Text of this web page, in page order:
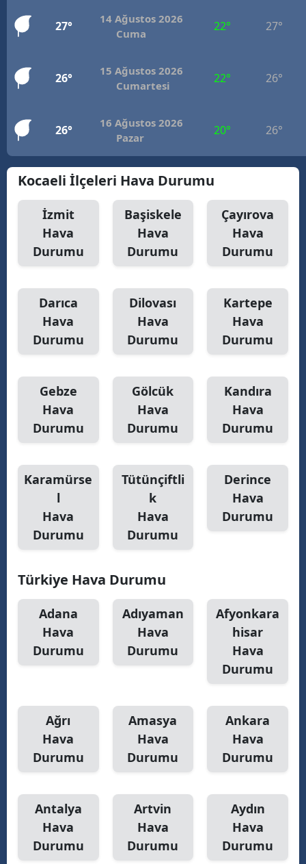
27°
14 Ağustos 2026
Cuma
22° 27°
26°
15 Ağustos 2026
Cumartesi
22° 26°
26°
16 Ağustos 2026
Pazar
20° 26°
Kocaeli İlçeleri Hava Durumu
İzmit
Hava
Durumu
Başiskele
Hava
Durumu
Çayırova
Hava
Durumu
Darıca
Hava
Durumu
Dilovası
Hava
Durumu
Kartepe
Hava
Durumu
Gebze
Hava
Durumu
Gölcük
Hava
Durumu
Kandıra
Hava
Durumu
Karamürse
l
Hava
Durumu
Tütünçiftli
k
Hava
Durumu
Derince
Hava
Durumu
Türkiye Hava Durumu
Adana
Hava
Durumu
Adıyaman
Hava
Durumu
Afyonkara
hisar
Hava
Durumu
Ağrı
Hava
Durumu
Amasya
Hava
Durumu
Ankara
Hava
Durumu
Antalya
Hava
Durumu
Artvin
Hava
Durumu
Aydın
Hava
Durumu